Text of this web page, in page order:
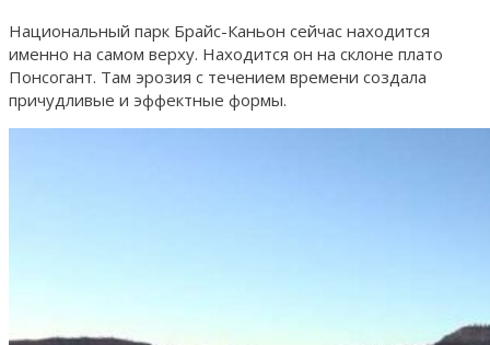
Национальный парк Брайс-Каньон сейчас находится
именно на самом верху. Находится он на склоне плато
Понсогант. Там эрозия с течением времени создала
причудливые и эффектные формы.